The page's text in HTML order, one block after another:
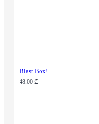
Blast Box!
48.00 ₾